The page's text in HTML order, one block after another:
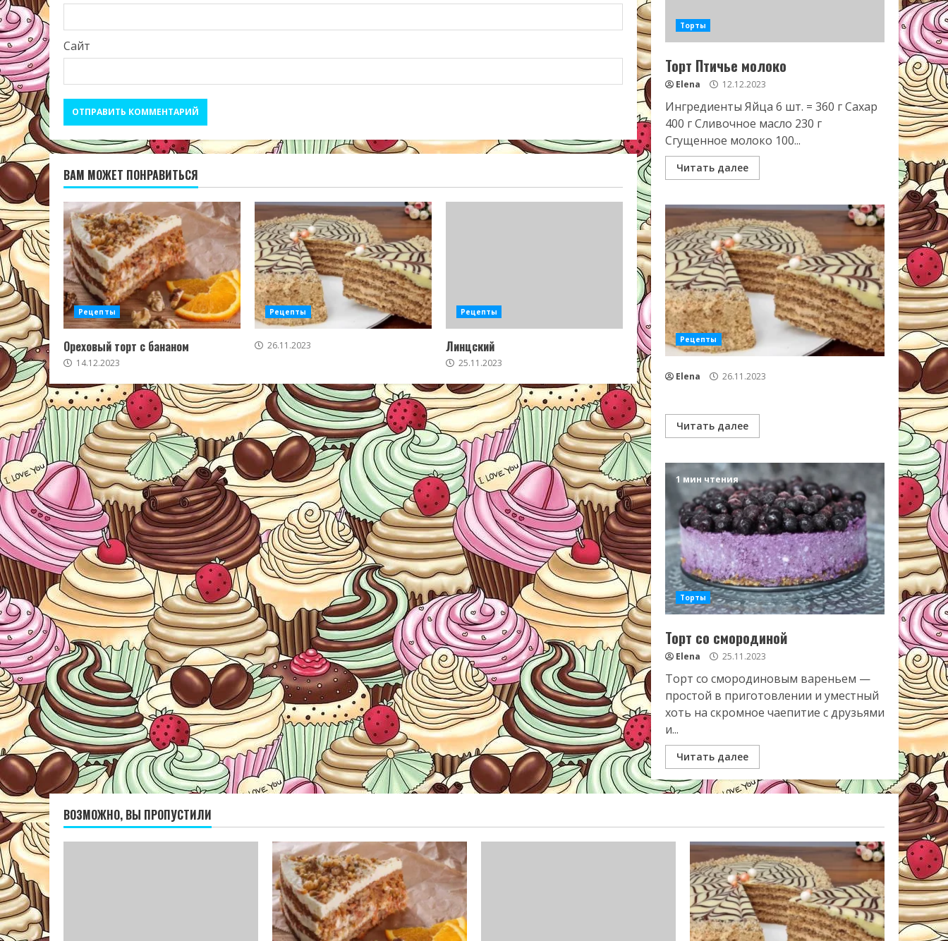
Сайт
ВАМ МОЖЕТ ПОНРАВИТЬСЯ
Рецепты
Ореховый торт с бананом
14.12.2023
Рецепты
26.11.2023
Рецепты
Линцский
25.11.2023
Торты
Торт Птичье молоко
Elena 12.12.2023
Ингредиенты Яйца 6 шт. = 360 г Сахар
400 г Сливочное масло 230 г
Сгущенное молоко 100...
Читать далее
Рецепты
Elena 26.11.2023
Читать далее
1 мин чтения
Торты
Торт со смородиной
Elena 25.11.2023
Торт со смородиновым вареньем —
простой в приготовлении и уместный
хоть на скромное чаепитие с друзьями
и...
Читать далее
ВОЗМОЖНО, ВЫ ПРОПУСТИЛИ